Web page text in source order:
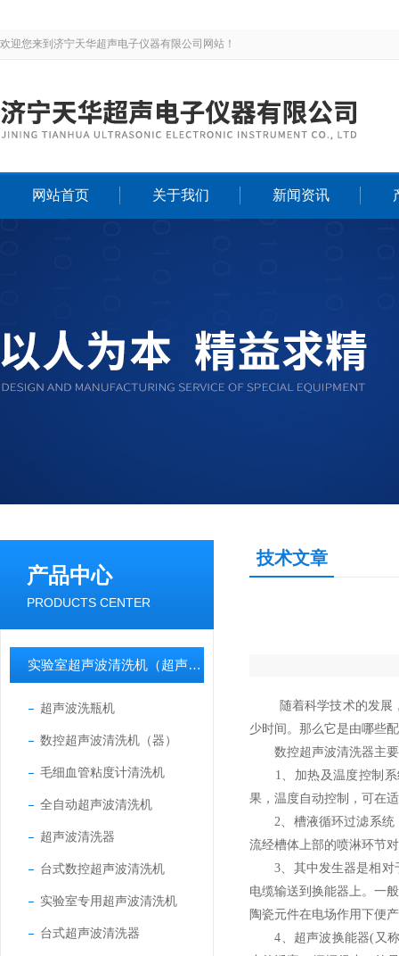
欢迎您来到济宁天华超声电子仪器有限公司网站！
网站首页 关于我们 新闻资讯
产品中心
PRODUCTS CENTER
实验室超声波清洗机（超声波清洗器）
超声波洗瓶机
数控超声波清洗机（器）
毛细血管粘度计清洗机
全自动超声波清洗机
超声波清洗器
台式数控超声波清洗机
实验室专用超声波清洗机
台式超声波清洗器
技术文章
随着科学技术的发展
少时间。那么它是由哪些
数控超声波清洗器主要
1、加热及温度控制系
果，温度自动控制，可在
2、槽液循环过滤系统：
流经槽体上部的喷淋环节
3、其中发生器是相对于
电缆输送到换能器上。一
陶瓷元件在电场作用下便
4、超声波换能器(又称